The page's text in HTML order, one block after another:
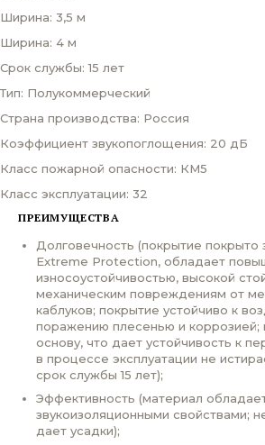
Ширина: 3,5 м
Ширина: 4 м
Срок службы: 15 лет
Тип: Полукоммерческий
Страна производства: Россия
Коэффициент звукопоглощения: 20 дБ
Класс пожарной опасности: КМ5
Класс эксплуатации: 32
ПРЕИМУЩЕСТВА
Долговечность (покрытие
Extreme Protection, обладает
износоустойчивостью, высокой
механическим повреждениям от
каблуков; покрытие устойчиво к
поражению плесенью и коррозией;
основу, что дает устойчивость к
в процессе эксплуатации не
срок службы 15 лет);
Эффективность (материал
звукоизоляционными свойствами;
дает усадки);